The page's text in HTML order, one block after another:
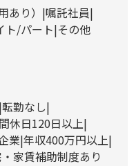
あり）
嘱託社員
ト/パート その他
転勤なし
休日120日以上
業 年収400万円以上
家賃補助制度あり